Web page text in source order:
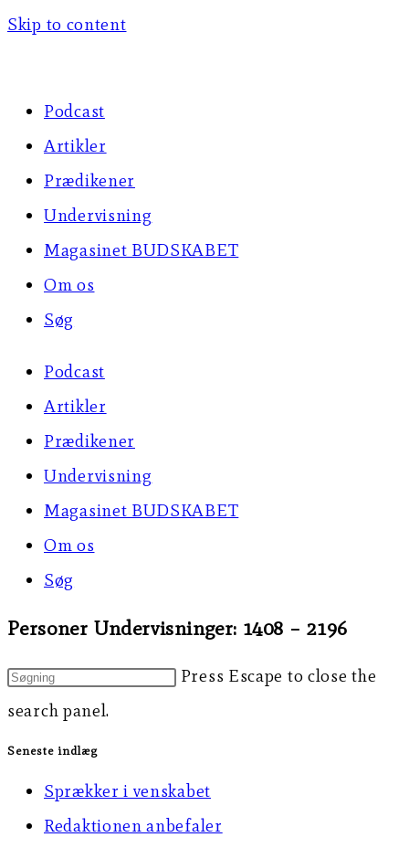
Skip to content
Podcast
Artikler
Prædikener
Undervisning
Magasinet BUDSKABET
Om os
Søg
Podcast
Artikler
Prædikener
Undervisning
Magasinet BUDSKABET
Om os
Søg
Personer Undervisninger: 1408 – 2196
Press Escape to close the
search panel.
Seneste indlæg
Sprækker i venskabet
Redaktionen anbefaler